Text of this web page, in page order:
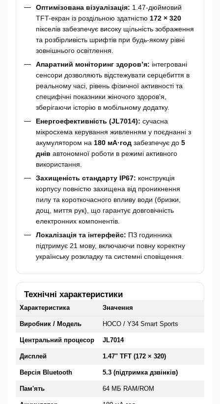
Оптимізована візуалізація: 1.47-дюймовий
TFT-екран із роздільною здатністю 172 × 320
пікселів забезпечує високу щільність зображення
та розбірливість шрифтів при будь-якому рівні
зовнішнього освітлення.
Апаратний моніторинг здоров’я: інтегровані
сенсори дозволяють відстежувати серцебиття в
реальному часі, рівень фізичної активності та
специфічні показники жіночого здоров’я,
зберігаючи історію в мобільному додатку.
Енергоефективність (JL7014): сучасна
мікросхема керування живленням у поєднанні з
акумулятором на 180 мА·год забезпечує до 5
днів автономної роботи в режимі активного
використання.
Захищеність стандарту IP67: конструкція
корпусу повністю захищена від проникнення
пилу та короткочасного впливу води (бризки,
дощ, миття рук), що гарантує довговічність
електронних компонентів.
Локалізація та інтерфейс: ПЗ годинника
підтримує 21 мову, включаючи повну коректну
українську розкладку та системні сповіщення.
Технічні характеристики
Характеристика Значення
Виробник / Модель HOCO / Y34 Smart Sports
Центральний процесор JL7014
Дисплей 1.47" TFT (172 × 320)
Версія Bluetooth 5.3 (підтримка дзвінків)
Пам'ять 64 МБ RAM/ROM